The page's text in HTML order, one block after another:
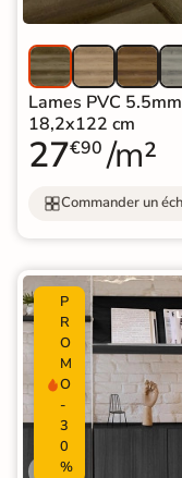
Lames PVC
18,2x122 cm
27€90 /m²
Commander un
P
R
O
M
O
-
3
0
%